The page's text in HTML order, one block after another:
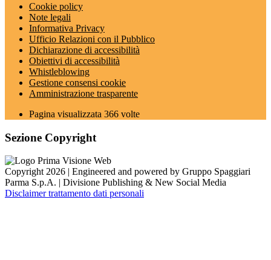
Cookie policy
Note legali
Informativa Privacy
Ufficio Relazioni con il Pubblico
Dichiarazione di accessibilità
Obiettivi di accessibilità
Whistleblowing
Gestione consensi cookie
Amministrazione trasparente
Pagina visualizzata 366 volte
Sezione Copyright
Copyright 2026 | Engineered and powered by Gruppo Spaggiari
Parma S.p.A. | Divisione Publishing & New Social Media
Disclaimer trattamento dati personali